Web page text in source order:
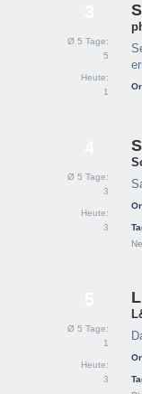
Ø 5 Tage:
5
Heute:
1
Ø 5 Tage:
3
Heute:
3
Ø 5 Tage:
1
Heute:
3